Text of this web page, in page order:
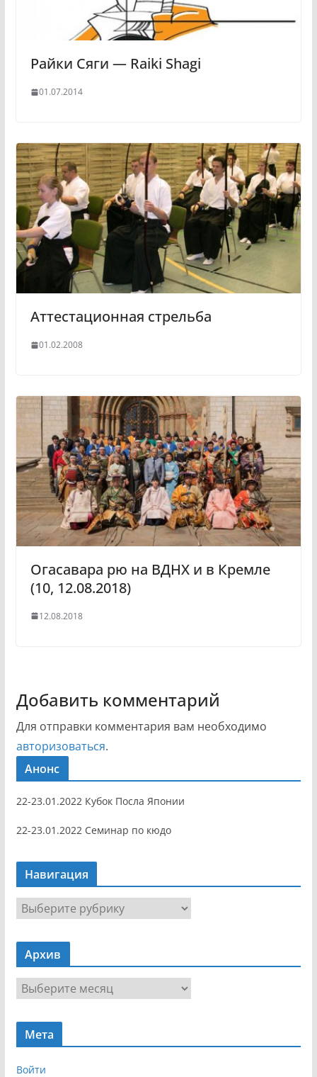
Райки Сяги — Raiki Shagi
01.07.2014
Аттестационная стрельба
01.02.2008
Огасавара рю на ВДНХ и в Кремле
(10, 12.08.2018)
12.08.2018
Добавить комментарий
Для отправки комментария вам необходимо
авторизоваться.
Анонс
22-23.01.2022 Кубок Посла Японии
22-23.01.2022 Семинар по кюдо
Навигация
Н
а
в
г
я
Архив
р
х
Мета
Войти